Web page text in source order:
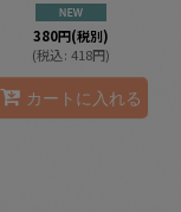
380円(税別)
(税込: 418円)
カートに入れる